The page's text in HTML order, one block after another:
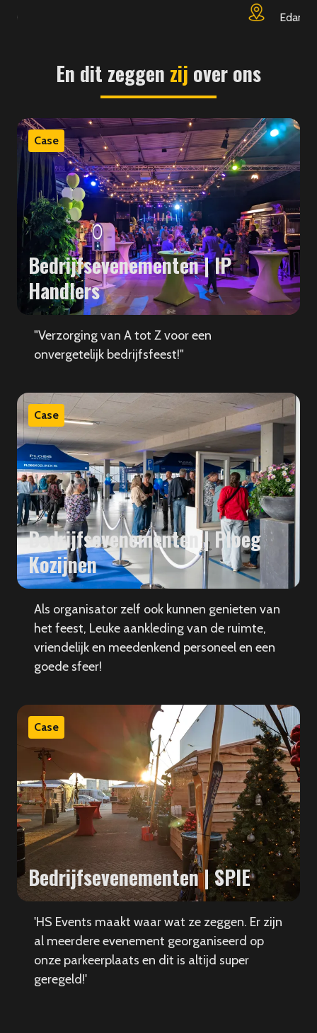
En dit zeggen zij over ons
Case
Bedrijfsevenementen | IP
Handlers
"Verzorging van A tot Z voor een
onvergetelijk bedrijfsfeest!"
Case
Bedrijfsevenementen | Ploeg
Kozijnen
Als organisator zelf ook kunnen genieten van
het feest, Leuke aankleding van de ruimte,
vriendelijk en meedenkend personeel en een
goede sfeer!
Case
Bedrijfsevenementen | SPIE
'HS Events maakt waar wat ze zeggen. Er zijn
al meerdere evenement georganiseerd op
onze parkeerplaats en dit is altijd super
geregeld!'